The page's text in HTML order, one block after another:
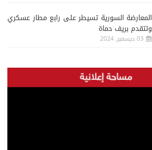
المعارضة السورية تسيطر على رابع مطار عسكري
وتتقدم بريف حماة
03 ديسمبر, 2024